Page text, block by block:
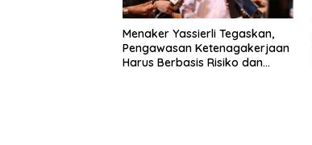
Menaker Yassierli Tegaskan,
Pengawasan Ketenagakerjaan
Harus Berbasis Risiko dan